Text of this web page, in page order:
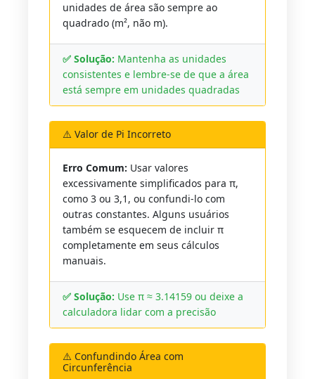
unidades de área são sempre ao
quadrado (m², não m).
✅ Solução: Mantenha as unidades
consistentes e lembre-se de que a área
está sempre em unidades quadradas
⚠️ Valor de Pi Incorreto
Erro Comum: Usar valores
excessivamente simplificados para π,
como 3 ou 3,1, ou confundi-lo com
outras constantes. Alguns usuários
também se esquecem de incluir π
completamente em seus cálculos
manuais.
✅ Solução: Use π ≈ 3.14159 ou deixe a
calculadora lidar com a precisão
⚠️ Confundindo Área com
Circunferência